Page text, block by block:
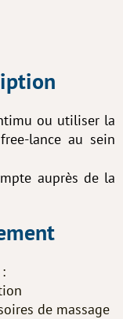
ou utiliser la
lance au sein
auprès de la
de massage